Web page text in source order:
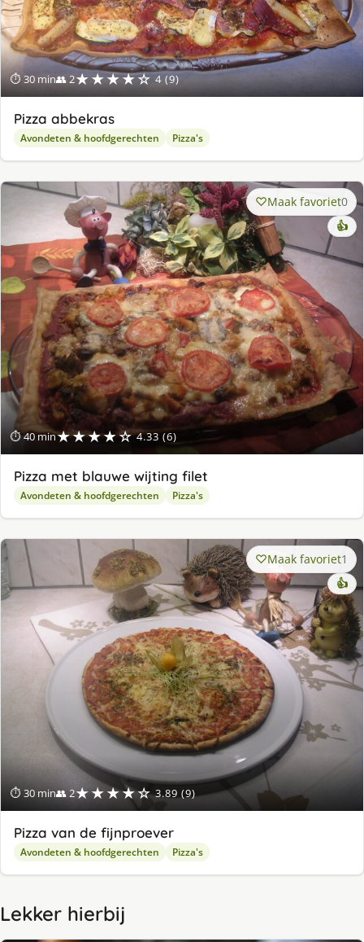
⏱ 30 min👥 2★★★★☆ 4 (9)
Pizza abbekras
Avondeten & hoofdgerechten Pizza's
⏱ 40 min★★★★☆ 4.33 (6)
Maak favoriet0
👍
Pizza met blauwe wijting filet
Avondeten & hoofdgerechten Pizza's
⏱ 30 min👥 2★★★★☆ 3.89 (9)
Maak favoriet1
👍
Pizza van de fijnproever
Avondeten & hoofdgerechten Pizza's
Lekker hierbij